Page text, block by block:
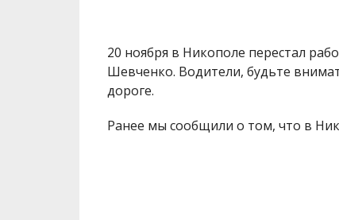
20 ноября в Никополе перестал
Шевченко. Водители, будьте
дороге.
Ранее мы сообщили о том, что в